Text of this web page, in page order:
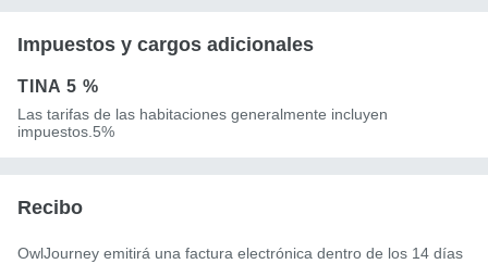
Impuestos y cargos adicionales
TINA 5 %
Las tarifas de las habitaciones generalmente incluyen
impuestos.5%
Recibo
OwlJourney emitirá una factura electrónica dentro de los 14 días